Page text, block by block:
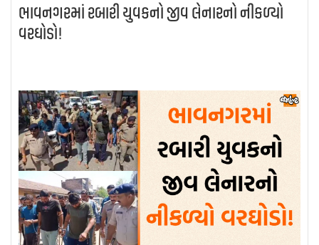
ભાવનગરમાં રબારી યુવકનો જીવ લેનારનો નીકળ્યો
વરઘોડો!